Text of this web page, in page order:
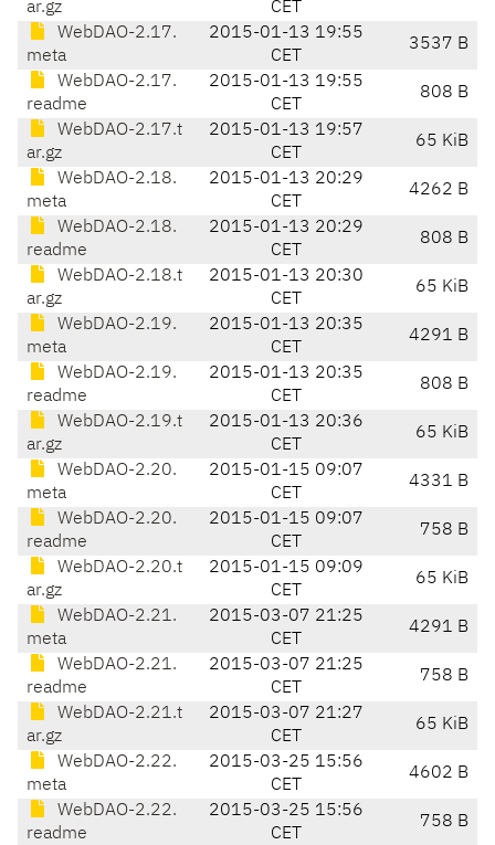
ar.gz
CET
WebDAO-2.17.
meta
2015-01-13 19:55
CET
3537 B
WebDAO-2.17.
readme
2015-01-13 19:55
CET
808 B
WebDAO-2.17.t
ar.gz
2015-01-13 19:57
CET
65 KiB
WebDAO-2.18.
meta
2015-01-13 20:29
CET
4262 B
WebDAO-2.18.
readme
2015-01-13 20:29
CET
808 B
WebDAO-2.18.t
ar.gz
2015-01-13 20:30
CET
65 KiB
WebDAO-2.19.
meta
2015-01-13 20:35
CET
4291 B
WebDAO-2.19.
readme
2015-01-13 20:35
CET
808 B
WebDAO-2.19.t
ar.gz
2015-01-13 20:36
CET
65 KiB
WebDAO-2.20.
meta
2015-01-15 09:07
CET
4331 B
WebDAO-2.20.
readme
2015-01-15 09:07
CET
758 B
WebDAO-2.20.t
ar.gz
2015-01-15 09:09
CET
65 KiB
WebDAO-2.21.
meta
2015-03-07 21:25
CET
4291 B
WebDAO-2.21.
readme
2015-03-07 21:25
CET
758 B
WebDAO-2.21.t
ar.gz
2015-03-07 21:27
CET
65 KiB
WebDAO-2.22.
meta
2015-03-25 15:56
CET
4602 B
WebDAO-2.22.
readme
2015-03-25 15:56
CET
758 B